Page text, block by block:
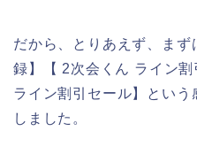
だから、とりあえず、ま
録】【 2次会くん ライン
ライン割引セール】という
しました。